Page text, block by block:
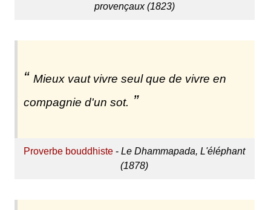
provençaux (1823)
Mieux vaut vivre seul que de vivre en
compagnie d'un sot.
Proverbe bouddhiste -Le Dhammapada, L'éléphant
(1878)